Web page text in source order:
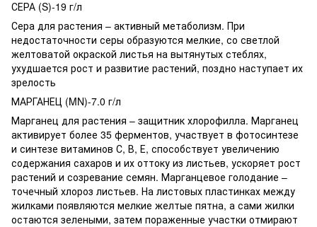
СЕРА (S)-19 г/л
Сера для растения – активный метаболизм. При
недостаточности серы образуются мелкие, со светлой
желтоватой окраской листья на вытянутых стеблях,
ухудшается рост и развитие растений, поздно наступает их
зрелость
МАРГАНЕЦ (MN)-7.0 г/л
Марганец для растения – защитник хлорофилла. Марганец
активирует более 35 ферментов, участвует в фотосинтезе
и синтезе витаминов С, В, Е, способствует увеличению
содержания сахаров и их оттоку из листьев, ускоряет рост
растений и созревание семян. Марганцевое голодание –
точечный хлороз листьев. На листовых пластинках между
жилками появляются мелкие желтые пятна, а сами жилки
остаются зелеными, затем пораженные участки отмирают